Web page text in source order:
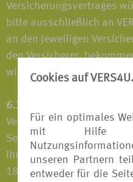
Cookies auf
Für ein optimales
mit Hilfe
unseren Partnern
entweder für die
Versicherungsvertrages
bitte ausschließlich an
an den jeweiligen
den Versicherer,
wiederum ausschließlich
6.3
Vertragsänderungen
Service Center von
Ihnen von Montag bis
18.00 Uhr unter 0511-567